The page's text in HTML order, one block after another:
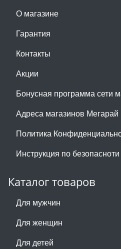
О магазине
Гарантия
Контакты
Акции
Бонусная программа сети
Адреса магазинов Мегарай
Политика
Инструкция по безопасноти
Каталог товаров
Для мужчин
Для женщин
Для детей